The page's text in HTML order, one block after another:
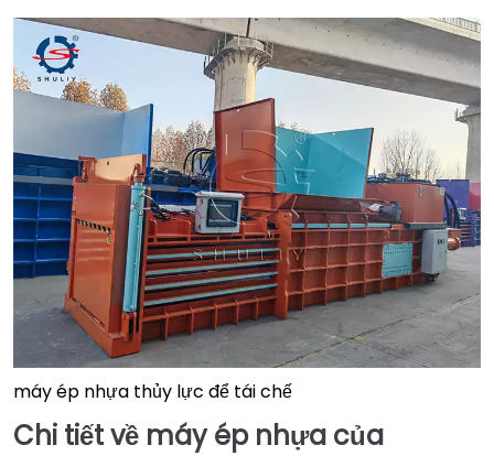
máy ép nhựa thủy lực để tái chế
Chi tiết về máy ép nhựa của